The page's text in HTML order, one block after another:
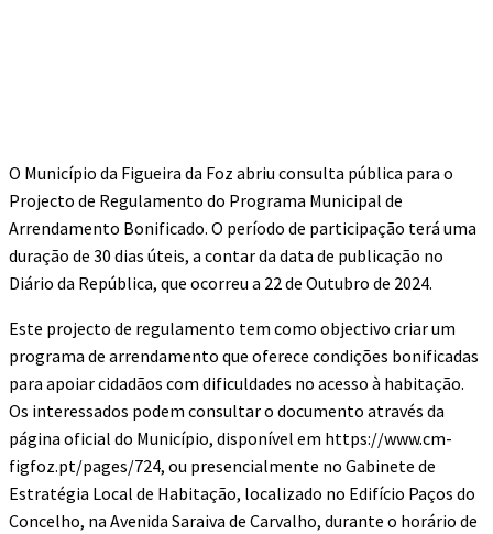
O Município da Figueira da Foz abriu consulta pública para o
Projecto de Regulamento do Programa Municipal de
Arrendamento Bonificado. O período de participação terá uma
duração de 30 dias úteis, a contar da data de publicação no
Diário da República, que ocorreu a 22 de Outubro de 2024.
Este projecto de regulamento tem como objectivo criar um
programa de arrendamento que oferece condições bonificadas
para apoiar cidadãos com dificuldades no acesso à habitação.
Os interessados podem consultar o documento através da
página oficial do Município, disponível em https://www.cm-
figfoz.pt/pages/724, ou presencialmente no Gabinete de
Estratégia Local de Habitação, localizado no Edifício Paços do
Concelho, na Avenida Saraiva de Carvalho, durante o horário de